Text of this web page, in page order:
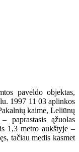
paveldo objektas,
1997 11 03 aplinkos
kaime, Leliūnų
paprastasis ąžuolas
1,3 metro aukštyje –
tačiau medis kasmet